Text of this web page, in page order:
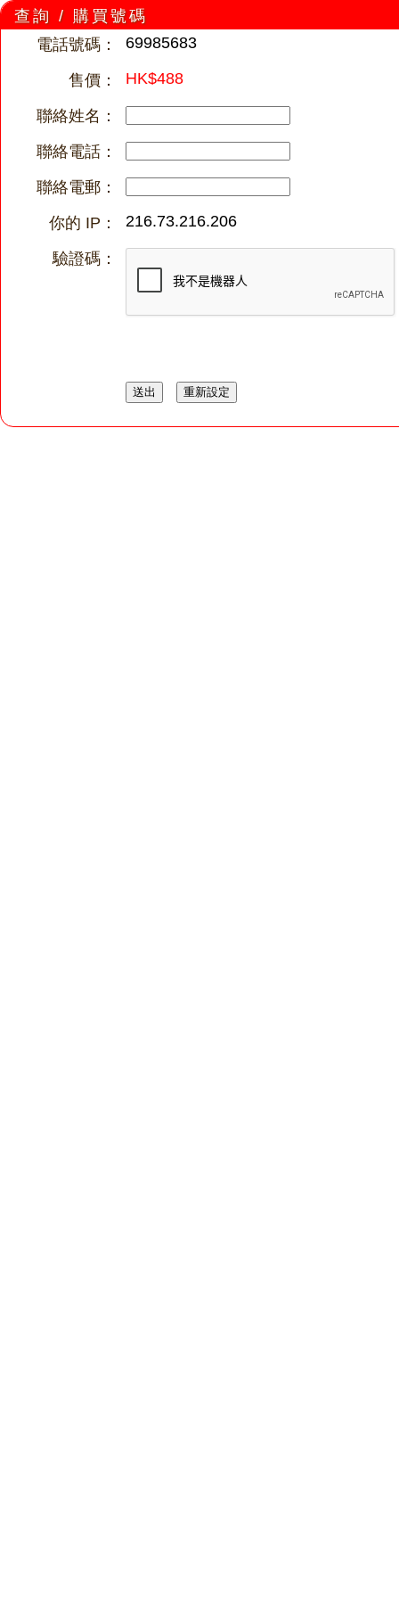
查詢 / 購買號碼
電話號碼：
69985683
售價： HK$488
聯絡姓名：
聯絡電話：
聯絡電郵：
你的 IP：
216.73.216.206
驗證碼：